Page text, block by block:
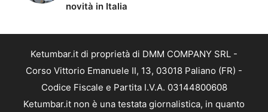
novità in Italia
Ketumbar.it di proprietà di DMM COMPANY SRL -
Corso Vittorio Emanuele II, 13, 03018 Paliano (FR) -
Codice Fiscale e Partita I.V.A. 03144800608
Ketumbar.it non è una testata giornalistica, in quanto